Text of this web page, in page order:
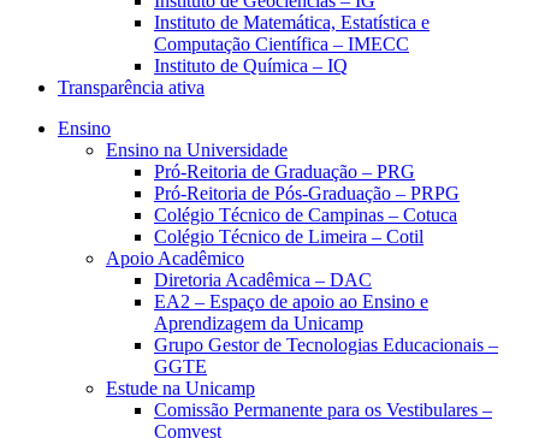
Instituto de Matemática, Estatística e
Computação Científica – IMECC
Instituto de Química – IQ
Transparência ativa
Ensino
Ensino na Universidade
Pró-Reitoria de Graduação – PRG
Pró-Reitoria de Pós-Graduação – PRPG
Colégio Técnico de Campinas – Cotuca
Colégio Técnico de Limeira – Cotil
Apoio Acadêmico
Diretoria Acadêmica – DAC
EA2 – Espaço de apoio ao Ensino e
Aprendizagem da Unicamp
Grupo Gestor de Tecnologias Educacionais –
GGTE
Estude na Unicamp
Comissão Permanente para os Vestibulares –
Comvest